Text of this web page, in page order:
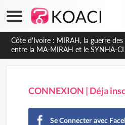
Côte d'Ivoire : Indépendance
environnement démocratique plus
CONNEXION | Déja
Se Connecter avec